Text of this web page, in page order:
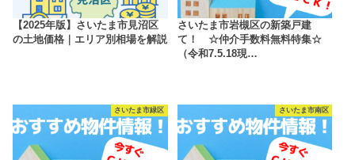
【2025年版】さいたま市見沼区
の土地価格｜エリア別相場を解説
さいたま市岩槻区の新築戸建
て！ ☆仲介手数料無料特集☆
（令和7.5.18現…
さいたま市緑区 さいたま市南区